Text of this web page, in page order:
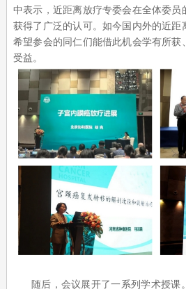
中表示，近距离放疗专委会在全体委员
获得了广泛的认可。如今国内外的近距
希望参会的同仁们能借此机会学有所获
受益。
随后，会议展开了一系列学术授课